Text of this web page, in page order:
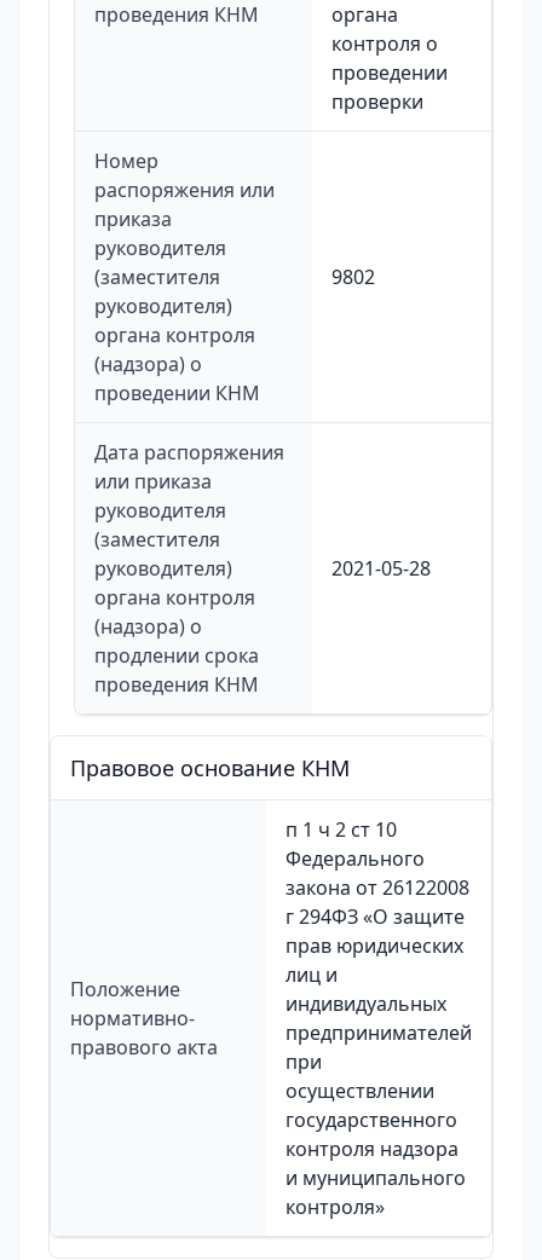
проведения КНМ
органа
контроля о
проведении
проверки
Номер
распоряжения или
приказа
руководителя
(заместителя
руководителя)
органа контроля
(надзора) о
проведении КНМ
9802
Дата распоряжения
или приказа
руководителя
(заместителя
руководителя)
органа контроля
(надзора) о
продлении срока
проведения КНМ
2021-05-28
Правовое основание КНМ
Положение
нормативно-
правового акта
п 1 ч 2 ст 10
Федерального
закона от 26122008
г 294ФЗ «О защите
прав юридических
лиц и
индивидуальных
предпринимателей
при
осуществлении
государственного
контроля надзора
и муниципального
контроля»